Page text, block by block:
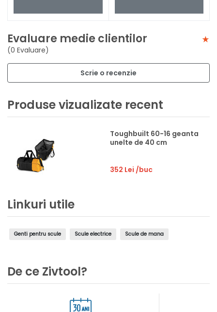
Evaluare medie clientilor
(0 Evaluare)
Scrie o recenzie
Produse vizualizate recent
Toughbuilt 60-16 geanta
unelte de 40 cm
352 Lei /buc
Linkuri utile
Genti pentru scule Scule electrice Scule de mana
De ce Zivtool?